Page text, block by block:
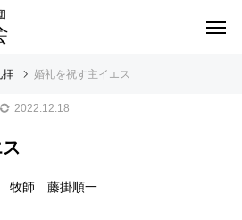
拝 婚礼を祝す主イエス
2022.12.18
牧師 藤掛順一